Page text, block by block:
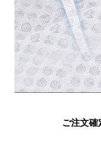
ご注文確